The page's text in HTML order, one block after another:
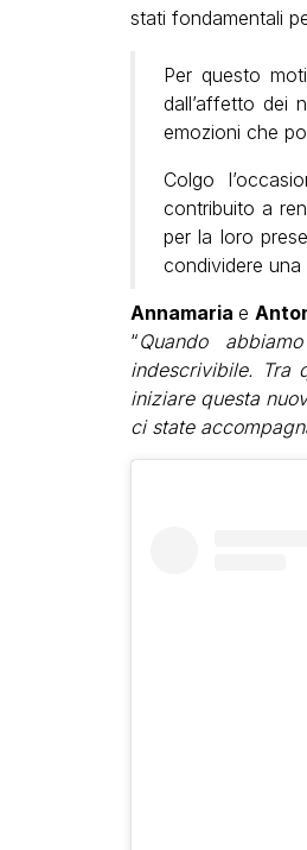
stati fondamentali
Per questo
dall’affetto dei
emozioni che
Colgo
contribuito a
per la loro
condividere una
Annamaria e
“Quando
indescrivibile. Tra
iniziare questa
ci state